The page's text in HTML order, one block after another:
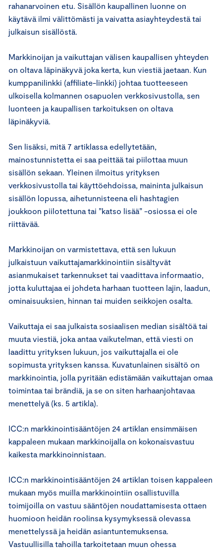
rahanarvoinen etu. Sisällön kaupallinen luonne on
käytävä ilmi välittömästi ja vaivatta asiayhteydestä tai
julkaisun sisällöstä.
Markkinoijan ja vaikuttajan välisen kaupallisen yhteyden
on oltava läpinäkyvä joka kerta, kun viestiä jaetaan. Kun
kumppanilinkki (affiliate-linkki) johtaa tuotteeseen
ulkoisella kolmannen osapuolen verkkosivustolla, sen
luonteen ja kaupallisen tarkoituksen on oltava
läpinäkyviä.
Sen lisäksi, mitä 7 artiklassa edellytetään,
mainostunnistetta ei saa peittää tai piilottaa muun
sisällön sekaan. Yleinen ilmoitus yrityksen
verkkosivustolla tai käyttöehdoissa, maininta julkaisun
sisällön lopussa, aihetunnisteena eli hashtagien
joukkoon piilotettuna tai ”katso lisää” -osiossa ei ole
riittävää.
Markkinoijan on varmistettava, että sen lukuun
julkaistuun vaikuttajamarkkinointiin sisältyvät
asianmukaiset tarkennukset tai vaadittava informaatio,
jotta kuluttajaa ei johdeta harhaan tuotteen lajin, laadun,
ominaisuuksien, hinnan tai muiden seikkojen osalta.
Vaikuttaja ei saa julkaista sosiaalisen median sisältöä tai
muuta viestiä, joka antaa vaikutelman, että viesti on
laadittu yrityksen lukuun, jos vaikuttajalla ei ole
sopimusta yrityksen kanssa. Kuvatunlainen sisältö on
markkinointia, jolla pyritään edistämään vaikuttajan omaa
toimintaa tai brändiä, ja se on siten harhaanjohtavaa
menettelyä (ks. 5 artikla).
ICC:n markkinointisääntöjen 24 artiklan ensimmäisen
kappaleen mukaan markkinoijalla on kokonaisvastuu
kaikesta markkinoinnistaan.
ICC:n markkinointisääntöjen 24 artiklan toisen kappaleen
mukaan myös muilla markkinointiin osallistuvilla
toimijoilla on vastuu sääntöjen noudattamisesta ottaen
huomioon heidän roolinsa kysymyksessä olevassa
menettelyssä ja heidän asiantuntemuksensa.
Vastuullisilla tahoilla tarkoitetaan muun ohessa